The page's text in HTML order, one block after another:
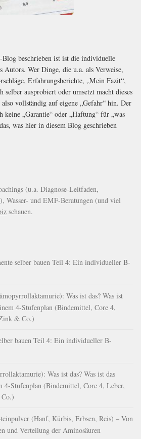
beschrieben ist ist die individuelle
Autors. Wer Dinge, die u.a. als Verweise,
Erfahrungsberichte, „Mein Fazit“,
selber ausprobiert oder umsetzt macht dieses
vollständig auf eigene „Gefahr“ hin. Der
keine „Garantie“ oder „Haftung“ für „was
was hier in diesem Blog geschrieben
(u.a. Diagnose-Leitfaden,
Wasser- und EMF-Beratungen (und viel
schauen.
selber bauen Teil 4: Ein individueller B-
Was ist das? Was ist
4-Stufenplan (Bindemittel, Core 4,
& Co.)
bauen Teil 4: Ein individueller B-
Was ist das? Was ist das
4-Stufenplan (Bindemittel, Core 4, Leber,
(Hanf, Kürbis, Erbsen, Reis) – Von
und Verteilung der Aminosäuren